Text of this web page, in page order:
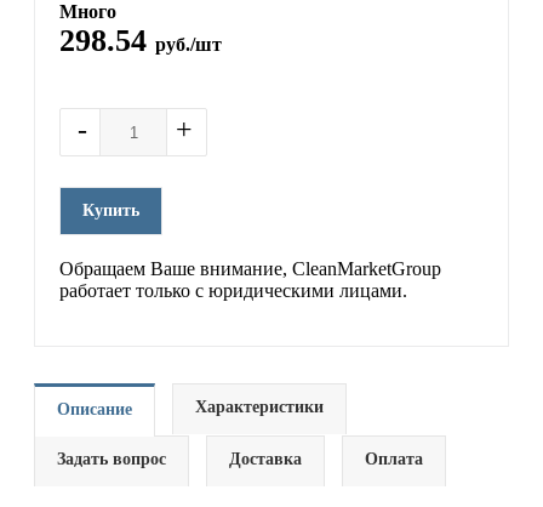
Много
298.54 руб./шт
- +
Купить
Обращаем Ваше внимание, CleanMarketGroup
работает только с юридическими лицами.
Описание Характеристики
Задать вопрос Доставка Оплата